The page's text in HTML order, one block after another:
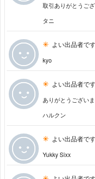
取引ありがとうござ
タニ
よい出品者です
kyo
よい出品者です
ありがとうござい
ハルクン
よい出品者です
Yukky Sixx